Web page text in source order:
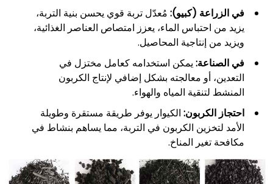
في الزراعة (كبيو): مُعدّل تربة قوي يحسن بنية التربة،
يزيد من احتباس الماء، يعزز امتصاص العناصر الغذائية،
ويزيد من إنتاجية المحاصيل.
في الصناعة:يمكن استخدامه كعامل مختزل في
التعدين، أو معالجته بشكل إضافي لإنتاج الكربون
المنشط لتنقية المياه والهواء.
احتجاز الكربون: الكيوار يوفر طريقة مستقرة وطويلة
الأمد لتخزين الكربون في التربة، مما يساهم بنشاط في
مكافحة تغير المناخ.